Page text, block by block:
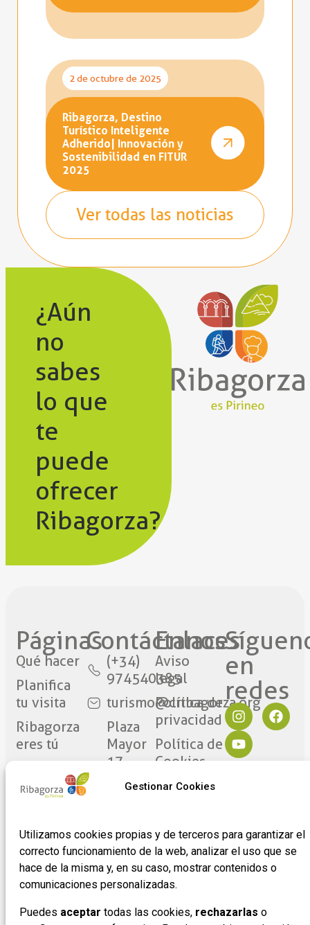
Gestionar Cookies
Utilizamos cookies propias y de terceros para garantizar el
correcto funcionamiento de la web, analizar el uso que se
hace de la misma y, en su caso, mostrar contenidos o
comunicaciones personalizadas.
Puedes aceptar todas las cookies, rechazarlas o
2 de octubre de 2025
Ribagorza, Destino
Turístico Inteligente
Adherido| Innovación y
Sostenibilidad en FITUR
2025
Ver todas las noticias
¿Aún
no
sabes
lo que
te
puede
ofrecer
Ribagorza?
Páginas
Qué hacer
Planifica
tu visita
Ribagorza
eres tú
Contáctanos​
(+34)
974540385
turismo@cribagorza.org
Plaza
Mayor
17
22430 ·
Enlaces
Aviso
legal
Política de
privacidad
Política de
Cookies
Formulario
de
empresas
en
redes​